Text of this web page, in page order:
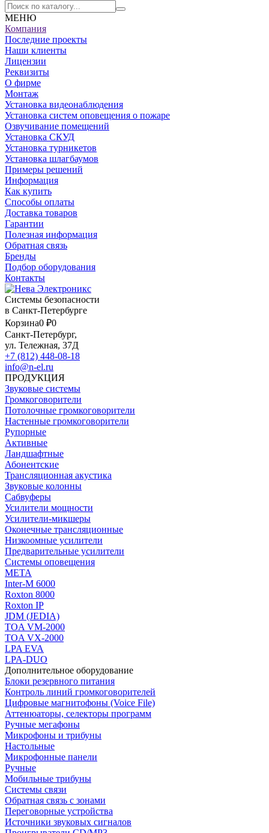
МЕНЮ
Компания
Последние проекты
Наши клиенты
Лицензии
Реквизиты
О фирме
Монтаж
Установка видеонаблюдения
Установка систем оповещения о пожаре
Озвучивание помещений
Установка СКУД
Установка турникетов
Установка шлагбаумов
Примеры решений
Информация
Как купить
Способы оплаты
Доставка товаров
Гарантии
Полезная информация
Обратная связь
Бренды
Подбор оборудования
Контакты
Системы безопасности
в Санкт-Петербурге
Корзина0 ₽0
Санкт-Петербург,
ул. Тележная, 37Д
+7 (812) 448-08-18
info@n-el.ru
ПРОДУКЦИЯ
Звуковые системы
Громкоговорители
Потолочные громкоговорители
Настенные громкоговорители
Рупорные
Активные
Ландшафтные
Абонентские
Трансляционная акустика
Звуковые колонны
Сабвуферы
Усилители мощности
Усилители-микшеры
Оконечные трансляционные
Низкоомные усилители
Предварительные усилители
Системы оповещения
МЕТА
Inter-M 6000
Roxton 8000
Roxton IP
JDM (JEDIA)
TOA VM-2000
TOA VX-2000
LPA EVA
LPA-DUO
Дополнительное оборудование
Блоки резервного питания
Контроль линий громкоговорителей
Цифровые магнитофоны (Voice File)
Аттенюаторы, селекторы программ
Ручные мегафоны
Микрофоны и трибуны
Настольные
Микрофонные панели
Ручные
Мобильные трибуны
Системы связи
Обратная связь с зонами
Переговорные устройства
Источники звуковых сигналов